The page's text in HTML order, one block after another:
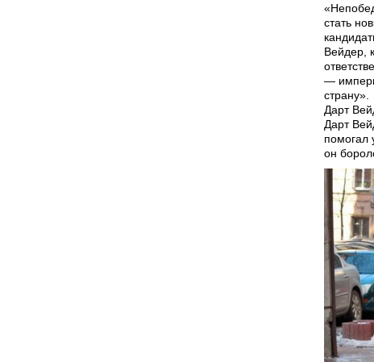
стать
Вейдер,
—
страну».
Дарт
Дарт
помогал
он